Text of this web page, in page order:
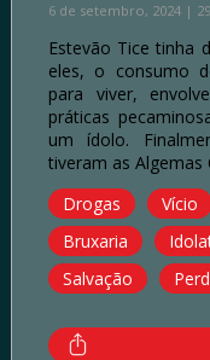
6 de setembro, 2024 |
Estevão Tice tinha
eles, o consumo
para viver,
práticas
um ídolo.
tiveram as Algemas
Drogas
Vício
Bruxaria
Salvação